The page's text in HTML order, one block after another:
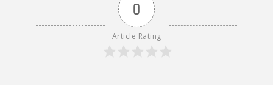
0
Article Rating